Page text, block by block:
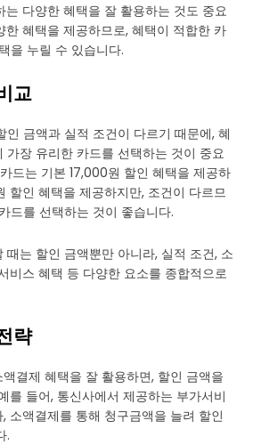
는 다양한 혜택을 잘 활용하는 것도 중요
한 혜택을 제공하므로, 혜택이 적합한 카
을 누릴 수 있습니다.
교
인 금액과 실적 조건이 다르기 때문에, 혜
가장 유리한 카드를 선택하는 것이 중요
드는 기본 17,000원 할인 혜택을 제공하
할인 혜택을 제공하지만, 조건이 다르므
드를 선택하는 것이 좋습니다.
때는 할인 금액뿐만 아니라, 실적 조건, 소
비스 혜택 등 다양한 요소를 종합적으로
략
결제 혜택을 잘 활용하면, 할인 금액을
를 들어, 통신사에서 제공하는 부가서비
소액결제를 통해 청구금액을 늘려 할인
.